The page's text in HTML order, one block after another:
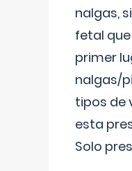
nalgas,
fetal
primer
nalgas/
tipos de
esta
Solo